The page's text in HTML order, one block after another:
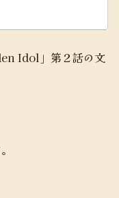
Idol」第２話の文